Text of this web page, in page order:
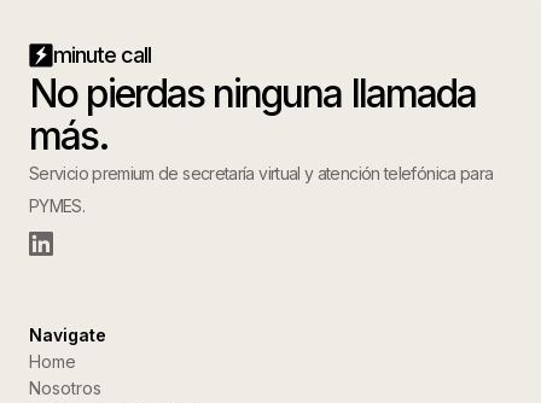
minute call
No pierdas ninguna llamada
más.
Servicio premium de secretaría virtual y atención telefónica para
PYMES.
Navigate
Home
Nosotros